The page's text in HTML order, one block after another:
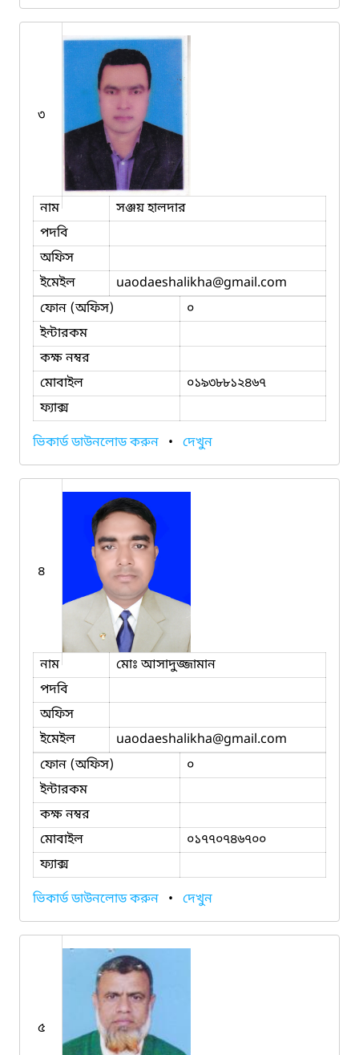
৩
নাম
সঞ্জয় হালদার
পদবি
অফিস
ইমেইল
uaodaeshalikha@gmail.com
ফোন (অফিস)
০
ইন্টারকম
কক্ষ নম্বর
মোবাইল
০১৯৩৮৮১২৪৬৭
ফ্যাক্স
ভিকার্ড ডাউনলোড করুন • দেখুন
৪
নাম
মোঃ আসাদুজ্জামান
পদবি
অফিস
ইমেইল
uaodaeshalikha@gmail.com
ফোন (অফিস)
০
ইন্টারকম
কক্ষ নম্বর
মোবাইল
০১৭৭০৭৪৬৭০০
ফ্যাক্স
ভিকার্ড ডাউনলোড করুন • দেখুন
৫